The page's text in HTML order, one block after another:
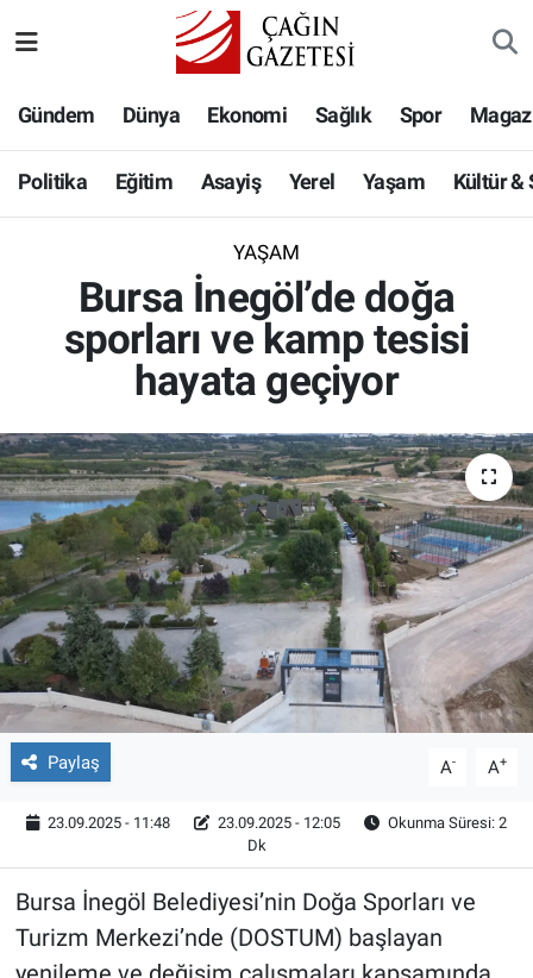
Gündem Dünya Ekonomi Sağlık Spor
Politika Eğitim Asayiş Yerel Yaşam Kültür &
YAŞAM
Bursa İnegöl’de doğa
sporları ve kamp tesisi
hayata geçiyor
Paylaş A- A+
23.09.2025 - 11:48 23.09.2025 - 12:05
Okunma Süresi: 2
Dk
Bursa İnegöl Belediyesi’nin Doğa Sporları ve
Turizm Merkezi’nde (DOSTUM) başlayan
Eğitim
Asayiş
Yaşam
Kültür & Sanat
Bilim-Teknoloji
Köşe Yazıları
Röportaj
Video Galeri
Hava Durumu
Namaz Vakitleri
Trafik Durumu
Süper Lig Puan Durumu ve Fikstür
Tüm Manşetler
Son Dakika Haberleri
Haber Arşivi